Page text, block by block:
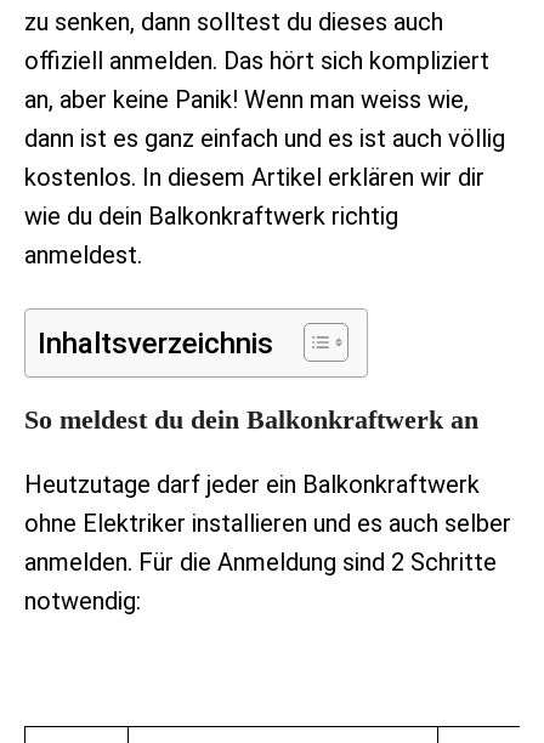
zu senken, dann solltest du dieses auch
offiziell anmelden. Das hört sich kompliziert
an, aber keine Panik! Wenn man weiss wie,
dann ist es ganz einfach und es ist auch völlig
kostenlos. In diesem Artikel erklären wir dir
wie du dein Balkonkraftwerk richtig
anmeldest.
Inhaltsverzeichnis
So meldest du dein Balkonkraftwerk an
Heutzutage darf jeder ein Balkonkraftwerk
ohne Elektriker installieren und es auch selber
anmelden. Für die Anmeldung sind 2 Schritte
notwendig: